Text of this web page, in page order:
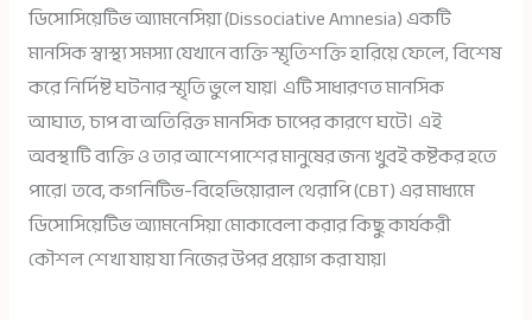
ডিসোসিয়েটিভ অ্যামনেসিয়া (Dissociative Amnesia) একটি
মানসিক স্বাস্থ্য সমস্যা যেখানে ব্যক্তি স্মৃতিশক্তি হারিয়ে ফেলে, বিশেষ
করে নির্দিষ্ট ঘটনার স্মৃতি ভুলে যায়। এটি সাধারণত মানসিক
আঘাত, চাপ বা অতিরিক্ত মানসিক চাপের কারণে ঘটে। এই
অবস্থাটি ব্যক্তি ও তার আশেপাশের মানুষের জন্য খুবই কষ্টকর হতে
পারে। তবে, কগনিটিভ-বিহেভিয়োরাল থেরাপি (CBT) এর মাধ্যমে
ডিসোসিয়েটিভ অ্যামনেসিয়া মোকাবেলা করার কিছু কার্যকরী
কৌশল শেখা যায় যা নিজের উপর প্রয়োগ করা যায়।